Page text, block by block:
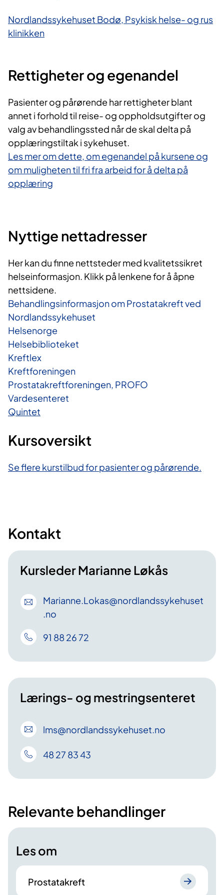
Nordlandssykehuset Bodø, Psykisk helse- og rus​
klinikken
Rettigheter og egenandel
Pasienter og pårørende har rettigheter blant
annet i forhold til reise- og oppholdsutgifter og
valg av behandlingssted når de skal delta på
opplæringstiltak i sykehuset.
Les mer om dette, om egenandel på kursene og
om muligheten til fri fra arbeid for å delta på
opplæring
Nyttige nettadresser
Her kan du finne nettsteder med kvalitetssikret
helseinformasjon. Klikk på lenkene for å åpne
nettsidene.
Behandlingsinformasjon om Prostatakreft ved
Nordlandssykehuset
Helsenorge
Helsebiblioteket
Kreftlex
Kreftforeningen
Prostatakreftforeningen, PROFO
Vardesenteret
Quintet
Kursoversikt
Se flere kurstilbud for pasienter og pårørende.
Kontakt
Kursleder Marianne Løkås
Marianne.Lokas@nordlandssykehuset
.no
91 88 26 72
Lærings- og mestringsenteret
lms@nordlandssykehuset.no
48 27 83 43
Relevante behandlinger
Les om
Prostatakreft